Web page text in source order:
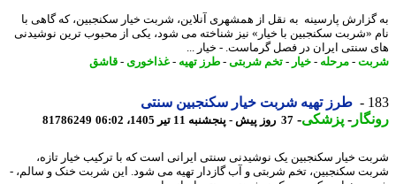
پارسینه به نقل از همشهری آنلاین، شربت خیار سکنجبین، که گاهی با
«شربت سکنجبین با خیار» نیز شناخته می شود، یکی از محبوب ترین نوشیدنی
سنتی ایران در فصل گرماست. - خیار ...
-مرحله-خیار -تخم شربتی-طرز تهیه -غذاخوری- قاشق
طرز تهیه شربت خیار سکنجبین سنتی
-پزشکی-37 روز پیش - پنجشنبه 11 تیر 1405، 06:02 81786249
خیار سکنجبین یک نوشیدنی سنتی ایرانی است که با ترکیب خیار تازه،
سکنجبین، تخم شربتی و آب گازدار تهیه می شود. این شربت خنک و سالم، -